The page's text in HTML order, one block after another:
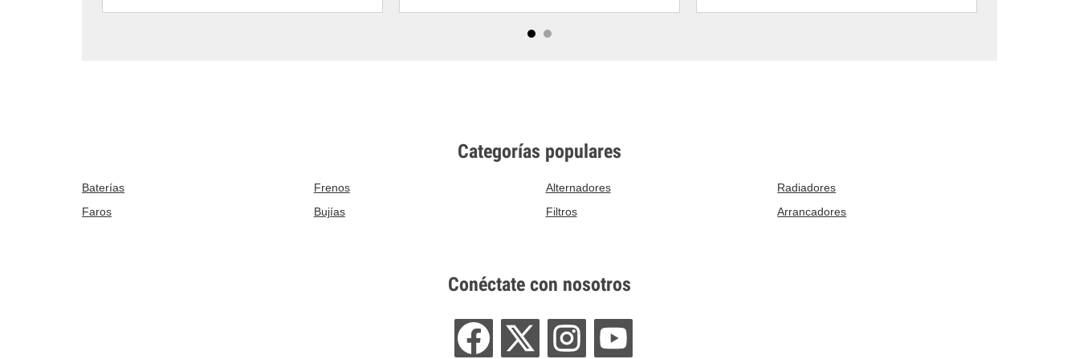
Categorías populares
Baterías Frenos Alternadores
Radiadores
Faros
Bujías Filtros Arrancadores
Conéctate con nosotros